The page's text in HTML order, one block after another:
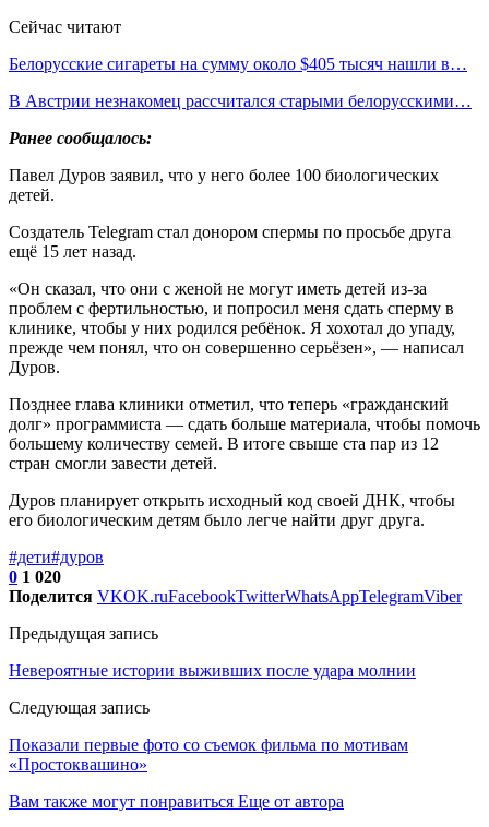
Сейчас читают
Белорусские сигареты на сумму около $405 тысяч нашли в…
В Австрии незнакомец рассчитался старыми белорусскими…
Ранее сообщалось:
Павел Дуров заявил, что у него более 100 биологических
детей.
Создатель Telegram стал донором спермы по просьбе друга
ещё 15 лет назад.
«Он сказал, что они с женой не могут иметь детей из-за
проблем с фертильностью, и попросил меня сдать сперму в
клинике, чтобы у них родился ребёнок. Я хохотал до упаду,
прежде чем понял, что он совершенно серьёзен», — написал
Дуров.
Позднее глава клиники отметил, что теперь «гражданский
долг» программиста — сдать больше материала, чтобы помочь
большему количеству семей. В итоге свыше ста пар из 12
стран смогли завести детей.
Дуров планирует открыть исходный код своей ДНК, чтобы
его биологическим детям было легче найти друг друга.
#дети#дуров
0 1 020
Поделится VKOK.ruFacebookTwitterWhatsAppTelegramViber
Предыдущая запись
Невероятные истории выживших после удара молнии
Следующая запись
Показали первые фото со съемок фильма по мотивам
«Простоквашино»
Вам также могут понравиться Еще от автора